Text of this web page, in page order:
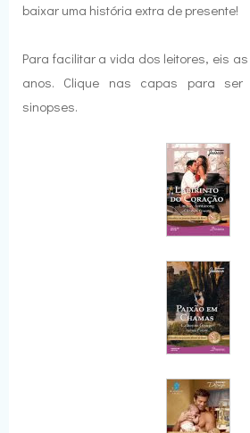
baixar uma história extra de presente!
Para facilitar a vida dos leitores, eis
anos. Clique nas capas para ser
sinopses.